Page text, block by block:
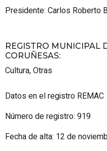
Presidente: Carlos Roberto
REGISTRO MUNICIPAL
CORUÑESAS:
Cultura,Otras
Datos en el registro REMAC
Número de registro: 919
Fecha de alta: 12 de